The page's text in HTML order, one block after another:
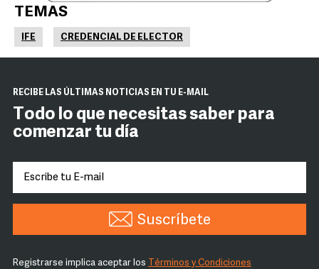
TEMAS
IFE CREDENCIAL DE ELECTOR
RECIBE LAS ÚLTIMAS NOTICIAS EN TU E-MAIL
Todo lo que necesitas saber para
comenzar tu día
Suscríbete
Registrarse implica aceptar los Términos y Condiciones